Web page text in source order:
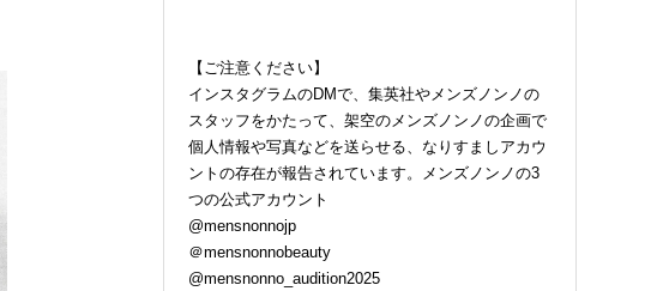
【ご注意ください】
インスタグラムのDMで、集英社やメンズノンノの
スタッフをかたって、架空のメンズノンノの企画で
個人情報や写真などを送らせる、なりすましアカウ
ントの存在が報告されています。メンズノンノの3
つの公式アカウント
@mensnonnojp
＠mensnonnobeauty
@mensnonno_audition2025